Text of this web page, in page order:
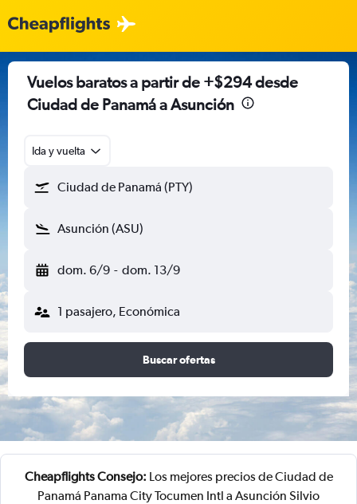
Vuelos baratos a partir de +$294 desde
Ciudad de Panamá a Asunción
Ida y vuelta
Ciudad de Panamá (PTY)
Asunción (ASU)
dom. 6/9 - dom. 13/9
1 pasajero, Económica
Buscar ofertas
Cheapflights Consejo: Los mejores precios de Ciudad de
Panamá Panama City Tocumen Intl a Asunción Silvio